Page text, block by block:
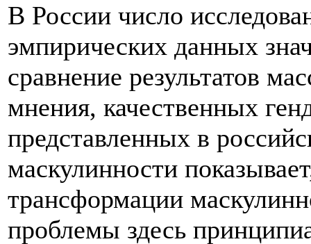
В России число
эмпирических данных
сравнение результатов
мнения, качественных
представленных в
маскулинности
трансформации
проблемы здесь